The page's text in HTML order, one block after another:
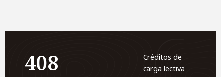
408
Créditos de
carga lectiva